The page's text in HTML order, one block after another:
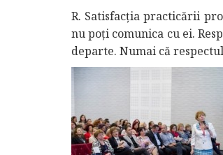
R. Satisfacţia practicării
nu poți comunica cu ei.
departe. Numai că